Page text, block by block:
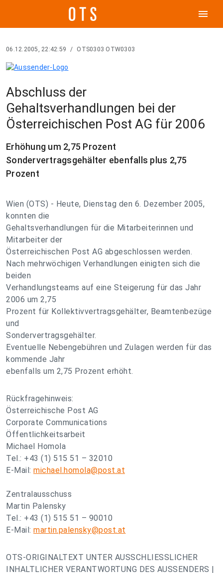
menu
06.12.2005, 22:42:59 / OTS0303 OTW0303
Abschluss der
Gehaltsverhandlungen bei der
Österreichischen Post AG für 2006
Erhöhung um 2,75 Prozent
Sondervertragsgehälter ebenfalls plus 2,75
Prozent
Wien (OTS) - Heute, Dienstag den 6. Dezember 2005,
konnten die
Gehaltsverhandlungen für die Mitarbeiterinnen und
Mitarbeiter der
Österreichischen Post AG abgeschlossen werden.
Nach mehrwöchigen Verhandlungen einigten sich die
beiden
Verhandlungsteams auf eine Steigerung für das Jahr
2006 um 2,75
Prozent für Kollektivvertragsgehälter, Beamtenbezüge
und
Sondervertragsgehälter.
Eventuelle Nebengebühren und Zulagen werden für das
kommende Jahr
ebenfalls um 2,75 Prozent erhöht.
Rückfragehinweis:
Österreichische Post AG
Corporate Communications
Öffentlichkeitsarbeit
Michael Homola
Tel.: +43 (1) 515 51 – 32010
E-Mail: michael.homola@post.at
Zentralausschuss
Martin Palensky
Tel.: +43 (1) 515 51 – 90010
E-Mail: martin.palensky@post.at
OTS-ORIGINALTEXT UNTER AUSSCHLIESSLICHER
INHALTLICHER VERANTWORTUNG DES AUSSENDERS |